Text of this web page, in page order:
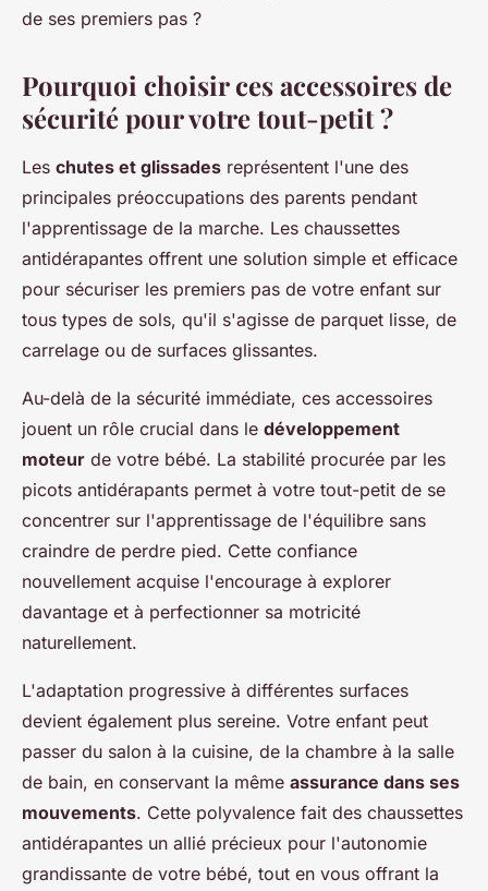
de ses premiers pas ?
Pourquoi choisir ces accessoires de
sécurité pour votre tout-petit ?
Les chutes et glissades représentent l'une des
principales préoccupations des parents pendant
l'apprentissage de la marche. Les chaussettes
antidérapantes offrent une solution simple et efficace
pour sécuriser les premiers pas de votre enfant sur
tous types de sols, qu'il s'agisse de parquet lisse, de
carrelage ou de surfaces glissantes.
Au-delà de la sécurité immédiate, ces accessoires
jouent un rôle crucial dans le développement
moteur de votre bébé. La stabilité procurée par les
picots antidérapants permet à votre tout-petit de se
concentrer sur l'apprentissage de l'équilibre sans
craindre de perdre pied. Cette confiance
nouvellement acquise l'encourage à explorer
davantage et à perfectionner sa motricité
naturellement.
L'adaptation progressive à différentes surfaces
devient également plus sereine. Votre enfant peut
passer du salon à la cuisine, de la chambre à la salle
de bain, en conservant la même assurance dans ses
mouvements. Cette polyvalence fait des chaussettes
antidérapantes un allié précieux pour l'autonomie
grandissante de votre bébé, tout en vous offrant la